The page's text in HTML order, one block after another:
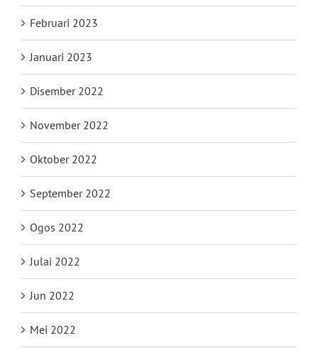
Februari 2023
Januari 2023
Disember 2022
November 2022
Oktober 2022
September 2022
Ogos 2022
Julai 2022
Jun 2022
Mei 2022